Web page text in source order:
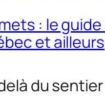
: le
et ailleurs
du